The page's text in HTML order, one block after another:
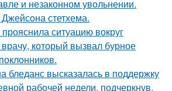
и незаконном увольнении.
стетхема.
ситуацию вокруг
врачу, который вызвал бурное
бледанс высказалась в поддержку
рабочей недели, подчеркнув,